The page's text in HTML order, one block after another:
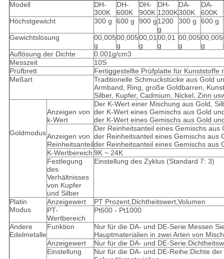
Modell
DH-
300K
DH-
600K
DH-
900K
DH-
1200K
DA-
300K
DA-
600K
Höchstgewicht
300 g 600 g 900 g1200
g
300 g 600 g
Gewichtslösung
00,005
g
00,005
g
00,01
g
00,01
g
00,005
g
00,005
g
Auflösung der Dichte
0.001g/cm3
Messzeit
10S
Prüfbrett
Fertiggestellte Prüfplatte für Kunststoffe
Meßart
Traditionelle Schmuckstücke aus Gold
Armband, Ring, große Goldbarren,
Silber, Kupfer, Cadmium, Nickel, Zinn
Goldmodus
Anzeigen von
k-Wert
Der K-Wert einer Mischung aus Gold,
der K-Wert eines Gemischs aus Gold
der K-Wert eines Gemischs aus Gold
Anzeigen von
Reinheitsanteil
Der Reinheitsanteil eines Gemischs aus
der Reinheitsanteil eines Gemischs aus
der Reinheitsanteil eines Gemischs aus
K-Wertbereich 9K ~ 24K
Festlegung
des
Verhältnisses
von Kupfer
und Silber
Einstellung des Zyklus (Standard 7: 3)
Platin
Modus
Anzeigewert
PT Prozent,Dichtheitswert,Volumen
PT-
Wertbereich
Pt600 - Pt1000
Andere
Edelmetalle
Funktion
Nur für die DA- und DE-Serie:Messen
Hauptmaterialien in zwei Arten von
Anzeigewert
Nur für die DA- und DE-
Einstellung
Nur für die DA- und DE-Reihe:Dichte